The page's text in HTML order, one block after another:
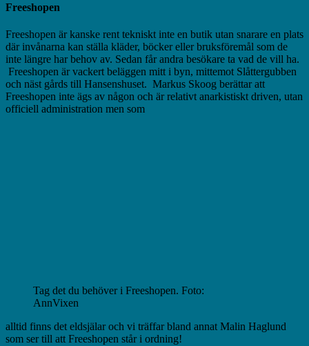
Freeshopen
Freeshopen är kanske rent tekniskt inte en butik utan snarare en plats
där invånarna kan ställa kläder, böcker eller bruksföremål som de
inte längre har behov av. Sedan får andra besökare ta vad de vill ha.
Freeshopen är vackert beläggen mitt i byn, mittemot Slåttergubben
och näst gårds till Hansenshuset. Markus Skoog berättar att
Freeshopen inte ägs av någon och är relativt anarkistiskt driven, utan
officiell administration men som
Tag det du behöver i Freeshopen. Foto:
AnnVixen
alltid finns det eldsjälar och vi träffar bland annat Malin Haglund
som ser till att Freeshopen står i ordning!